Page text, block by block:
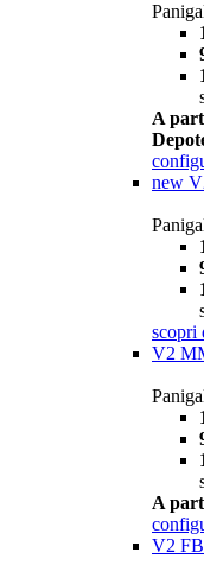
A
new
scopri
V2
A
V2